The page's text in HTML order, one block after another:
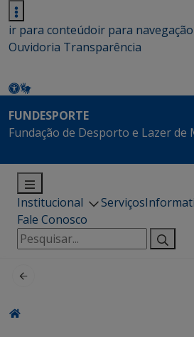
ir para conteúdoir para navegação
Ouvidoria Transparência
FUNDESPORTE
Fundação de Desporto e Lazer de
Institucional Serviços
Fale Conosco
Pesquisar
por: